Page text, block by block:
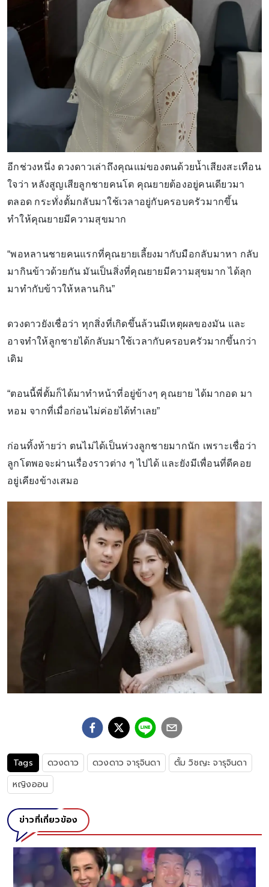
อีกช่วงหนึ่ง ดวงดาวเล่าถึงคุณแม่ของตนด้วยน้ำเสียงสะเทือน
ใจว่า หลังสูญเสียลูกชายคนโต คุณยายต้องอยู่คนเดียวมา
ตลอด กระทั่งตั้มกลับมาใช้เวลาอยู่กับครอบครัวมากขึ้น
ทำให้คุณยายมีความสุขมาก
“พอหลานชายคนแรกที่คุณยายเลี้ยงมากับมือกลับมาหา กลับ
มากินข้าวด้วยกัน มันเป็นสิ่งที่คุณยายมีความสุขมาก ได้ลุก
มาทำกับข้าวให้หลานกิน”
ดวงดาวยังเชื่อว่า ทุกสิ่งที่เกิดขึ้นล้วนมีเหตุผลของมัน และ
อาจทำให้ลูกชายได้กลับมาใช้เวลากับครอบครัวมากขึ้นกว่า
เดิม
“ตอนนี้พี่ตั้มก็ได้มาทำหน้าที่อยู่ข้างๆ คุณยาย ได้มากอด มา
หอม จากที่เมื่อก่อนไม่ค่อยได้ทำเลย”
ก่อนทิ้งท้ายว่า ตนไม่ได้เป็นห่วงลูกชายมากนัก เพราะเชื่อว่า
ลูกโตพอจะผ่านเรื่องราวต่าง ๆ ไปได้ และยังมีเพื่อนที่ดีคอย
อยู่เคียงข้างเสมอ
Tags ดวงดาว ดวงดาว จารุจินดา
ตั้ม วิชญะ จารุจินดา
หญิงออน
ข่าวที่เกี่ยวข้อง